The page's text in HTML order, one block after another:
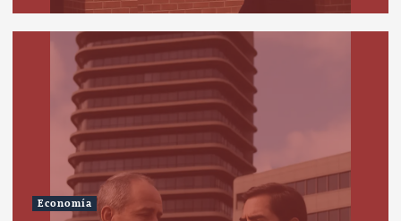
Economía